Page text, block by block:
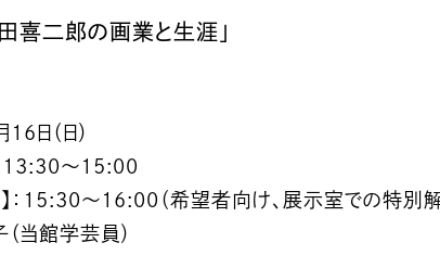
喜二郎の画業と生涯」
日（日）
13:30〜15:00
】：15:30〜16:00（希望者向け、展示室での特別解
当館学芸員）